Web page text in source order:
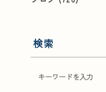
検索